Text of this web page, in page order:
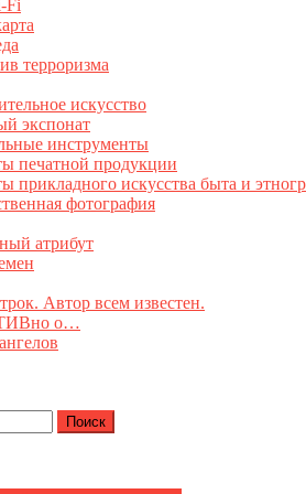
Fi
терроризма
искусство
экспонат
инструменты
печатной продукции
прикладного искусства быта и
фотография
атрибут
Автор всем известен.
о…